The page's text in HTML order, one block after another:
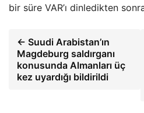
bir süre VAR’ı dinledikten
← Suudi Arabistan’ın
Magdeburg saldırganı
konusunda Almanları üç
kez uyardığı bildirildi